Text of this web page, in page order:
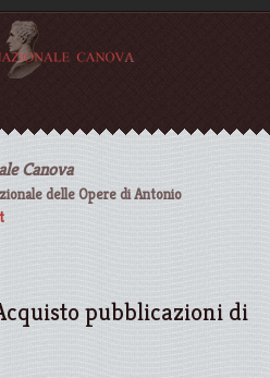
Canova
delle Opere di Antonio
pubblicazioni di